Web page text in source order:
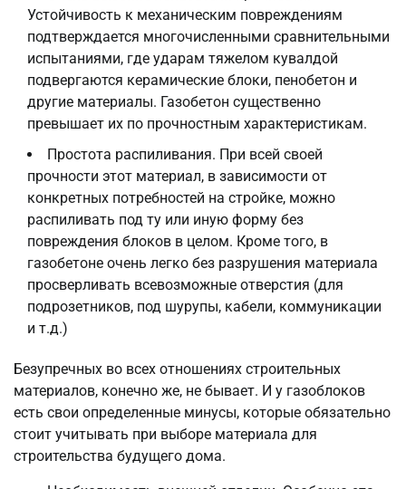
Устойчивость к механическим повреждениям
подтверждается многочисленными сравнительными
испытаниями, где ударам тяжелом кувалдой
подвергаются керамические блоки, пенобетон и
другие материалы. Газобетон существенно
превышает их по прочностным характеристикам.
Простота распиливания. При всей своей
прочности этот материал, в зависимости от
конкретных потребностей на стройке, можно
распиливать под ту или иную форму без
повреждения блоков в целом. Кроме того, в
газобетоне очень легко без разрушения материала
просверливать всевозможные отверстия (для
подрозетников, под шурупы, кабели, коммуникации
и т.д.)
Безупречных во всех отношениях строительных
материалов, конечно же, не бывает. И у газоблоков
есть свои определенные минусы, которые обязательно
стоит учитывать при выборе материала для
строительства будущего дома.